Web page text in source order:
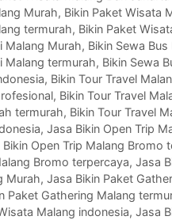
Murah, Bikin Paket Wisata
termurah, Bikin Paket
Malang Murah, Bikin Sewa
Malang termurah, Bikin Sewa
, Bikin Tour Travel
, Bikin Tour Travel
termurah, Bikin Tour Travel
, Jasa Bikin Open Trip
Bikin Open Trip Malang Bromo
Bromo terpercaya, Jasa
Murah, Jasa Bikin Paket
Paket Gathering Malang
Malang indonesia, Jasa